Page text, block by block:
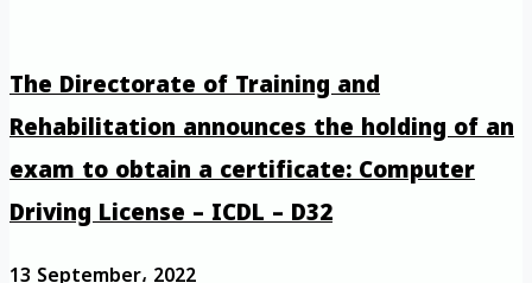
The Directorate of Training and
Rehabilitation announces the holding of an
exam to obtain a certificate: Computer
Driving License – ICDL – D32
13 September، 2022